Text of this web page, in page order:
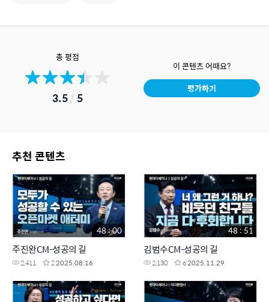
총 평점
3.5/ 5
이 콘텐츠 어때요?
평가하기
추천 콘텐츠
주진완CM-성공의 길
2,411 22025.08.16
48 : 00
김범수CM-성공의 길
2,130 62025.11.29
48 : 51